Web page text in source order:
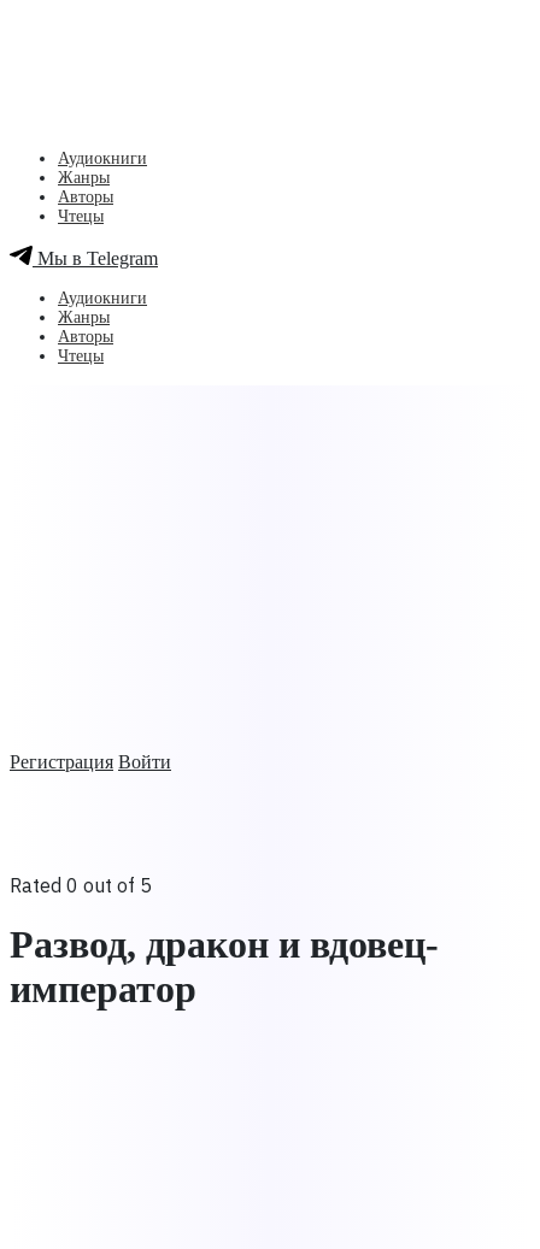
Регистрация Войти
Аудиокниги
Жанры
Авторы
Чтецы
Мы в Telegram
Аудиокниги
Жанры
Авторы
Чтецы
Rated 0 out of 5
Развод, дракон и вдовец-
император